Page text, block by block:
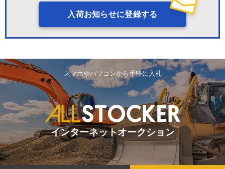
入荷お知らせに登録する
スマホやパソコンから手軽に入札
インターネットオークション